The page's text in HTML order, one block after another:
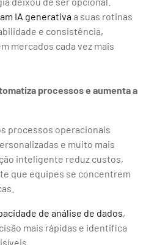
IA generativa a suas rotinas
e consistência,
mercados cada vez mais
processos e aumenta a
processos operacionais
e muito mais
inteligente reduz custos,
que equipes se concentrem
de análise de dados,
mais rápidas e identifica